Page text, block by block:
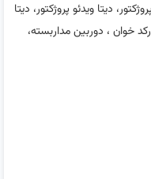
دیتا ویدئو پروژکتور، دیتا
خوان ، دوربین مداربسته،